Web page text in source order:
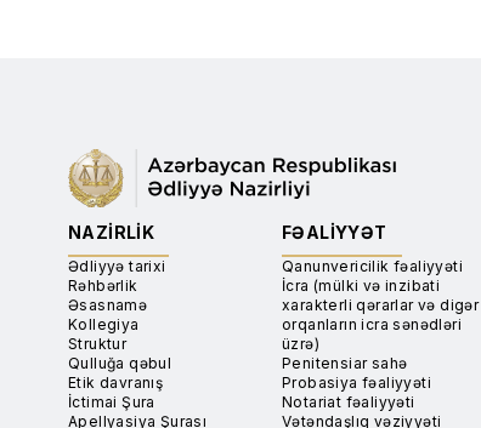
NAZIRLIK
Ədliyyə tarixi
Rəhbərlik
Əsasnamə
Kollegiya
Struktur
Qulluğa qəbul
Etik davranış
İctimai Şura
Apellyasiya Şurası
FƏALIYYƏT
Qanunvericilik fəaliyyəti
İcra (mülki və inzibati
xarakterli qərarlar və digər
orqanların icra sənədləri
üzrə)
Penitensiar sahə
Probasiya fəaliyyəti
Notariat fəaliyyəti
Vətəndaşlıq vəziyyəti